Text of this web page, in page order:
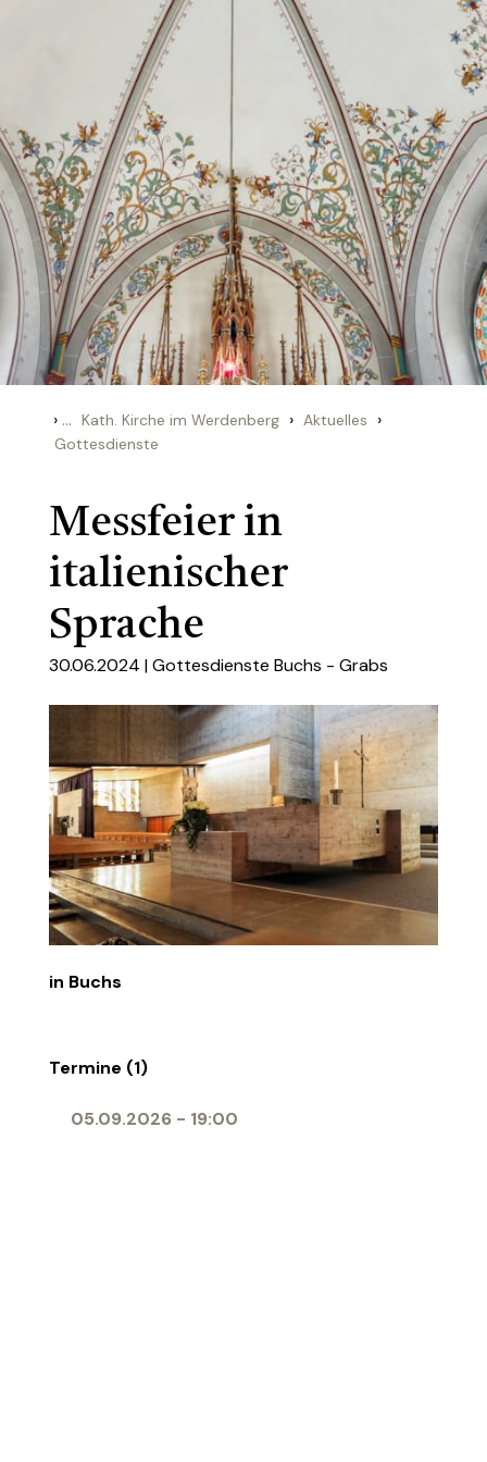
› ... Kath. Kirche im Werdenberg › Aktuelles ›
Gottesdienste
Messfeier in
italienischer
Sprache
30.06.2024 |Gottesdienste Buchs - Grabs
in Buchs
Termine (1)
05.09.2026 - 19:00